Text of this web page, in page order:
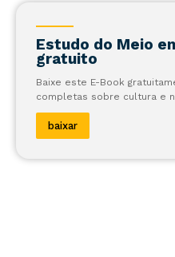
Estudo do Meio
gratuito
Baixe este E-Book
completas sobre cultura e
baixar